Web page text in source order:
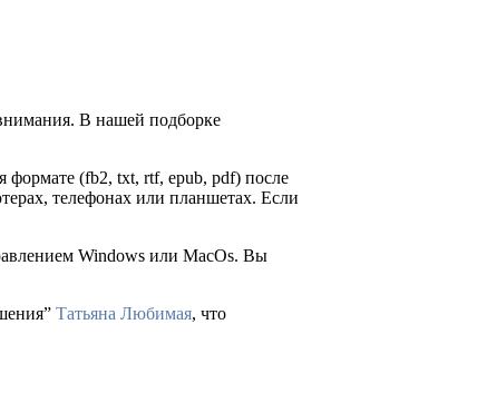
В нашей подборке
формате (fb2, txt, rtf, epub, pdf) после
телефонах или планшетах. Если
Windows или MacOs. Вы
Татьяна Любимая, что